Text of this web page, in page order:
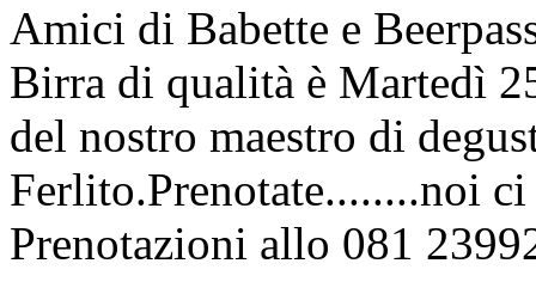
Amici di Babette e
Birra di qualità è Martedì
del nostro maestro di
Ferlito.Prenotate........noi
Prenotazioni allo 081